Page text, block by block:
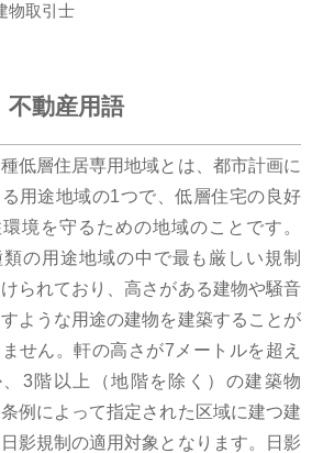
物取引士
不動産用語
低層住居専用地域とは、都市計画に
用途地域の1つで、低層住宅の良好
境を守るための地域のことです。
類の用途地域の中で最も厳しい規制
られており、高さがある建物や騒音
ような用途の建物を建築することが
せん。軒の高さが7メートルを超え
、3階以上（地階を除く）の建築物
例によって指定された区域に建つ建
影規制の適用対象となります。日影